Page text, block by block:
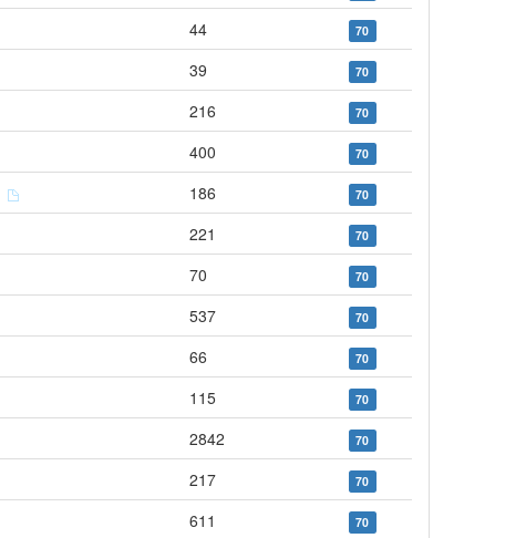
44 70
39 70
216 70
400 70
186 70
221 70
70 70
537 70
66 70
115 70
2842 70
217 70
611 70